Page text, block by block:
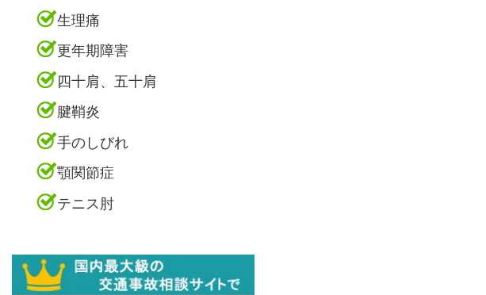
生理痛
更年期障害
四十肩、五十肩
腱鞘炎
手のしびれ
顎関節症
テニス肘